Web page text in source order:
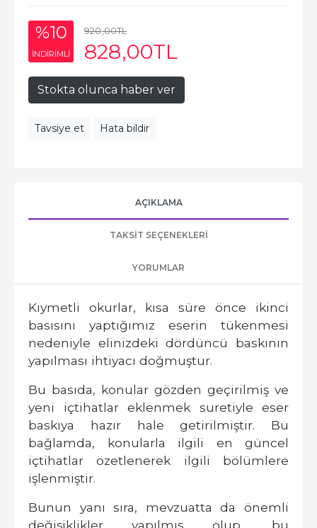
%10
INDIRIMLI
920,00TL
828,00TL
Stokta olunca haber ver
Tavsiye et Hata bildir
AÇIKLAMA
TAKSIT SEÇENEKLERI
YORUMLAR
Kıymetli okurlar, kısa süre önce ikinci
basısını yaptığımız eserin tükenmesi
nedeniyle elinizdeki dördüncü baskının
yapılması ihtiyacı doğmuştur.
Bu basıda, konular gözden geçirilmiş ve
yeni içtihatlar eklenmek suretiyle eser
baskıya hazır hale getirilmiştir. Bu
bağlamda, konularla ilgili en güncel
içtihatlar özetlenerek ilgili bölümlere
işlenmiştir.
Bunun yanı sıra, mevzuatta da önemli
değişiklikler yapılmış olup, bu